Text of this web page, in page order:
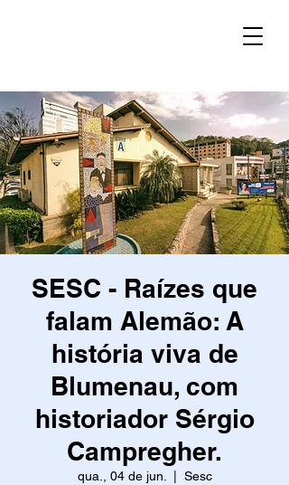
SESC - Raízes que
falam Alemão: A
história viva de
Blumenau, com
historiador Sérgio
Campregher.
qua., 04 de jun. Sesc